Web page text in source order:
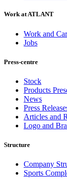
Work at ATLANT
Work and
Jobs
Press-centre
Stock
Products
News
Press
Articles and
Logo and
Structure
Company
Sports